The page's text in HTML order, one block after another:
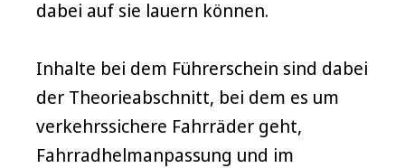
dabei auf sie lauern können.
Inhalte bei dem Führerschein sind dabei
der Theorieabschnitt, bei dem es um
verkehrssichere Fahrräder geht,
Fahrradhelmanpassung und im